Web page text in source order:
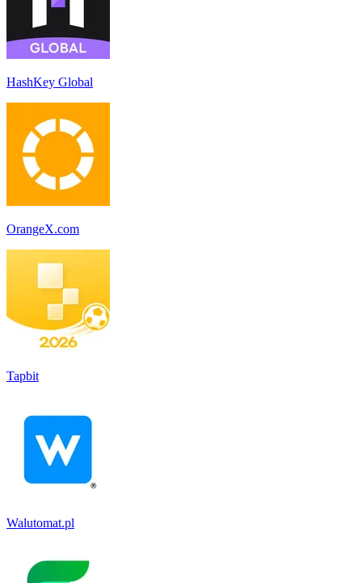
HashKey Global
OrangeX.com
Tapbit
Walutomat.pl